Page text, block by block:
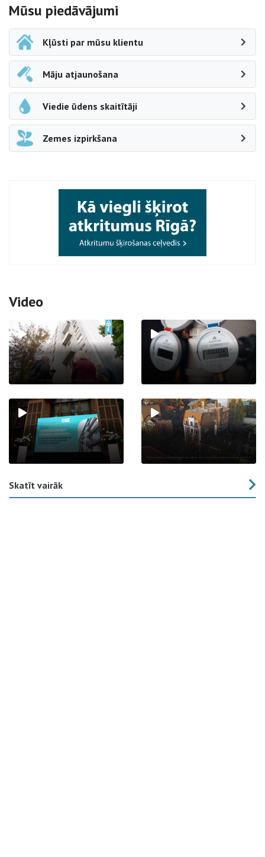
Sāna navigācija
Mūsu piedāvājumi
Kļūsti par mūsu klientu
Māju atjaunošana
Viedie ūdens skaitītāji
Zemes izpirkšana
Video
Skatīt vairāk